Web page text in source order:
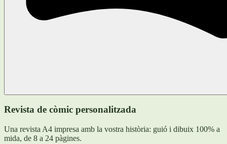
Revista de còmic personalitzada
Una revista A4 impresa amb la vostra història: guió i dibuix 100% a
mida, de 8 a 24 pàgines.